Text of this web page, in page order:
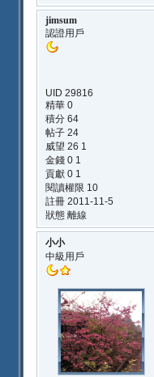
jimsum
認證用戶
UID 29816
精華 0
積分 64
帖子 24
威望 26 1
金錢 0 1
貢獻 0 1
閱讀權限 10
註冊 2011-11-5
狀態 離線
小小
中級用戶